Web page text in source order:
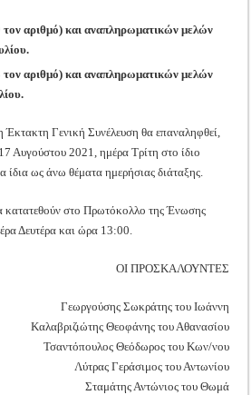
αριθμό) και αναπληρωματικών μελών
αριθμό) και αναπληρωματικών μελών
Έκτακτη Γενική Συνέλευση θα επαναληφθεί,
Αυγούστου 2021, ημέρα Τρίτη στο ίδιο
ίδια ως άνω θέματα ημερήσιας διάταξης.
κατατεθούν στο Πρωτόκολλο της Ένωσης
Δευτέρα και ώρα 13:00.
ΟΙ ΠΡΟΣΚΑΛΟΥΝΤΕΣ
Γεωργούσης Σωκράτης του Ιωάννη
Καλαβριζιώτης Θεοφάνης του Αθανασίου
Τσαντόπουλος Θεόδωρος του Κων/νου
Λύτρας Γεράσιμος του Αντωνίου
Σταμάτης Αντώνιος του Θωμά